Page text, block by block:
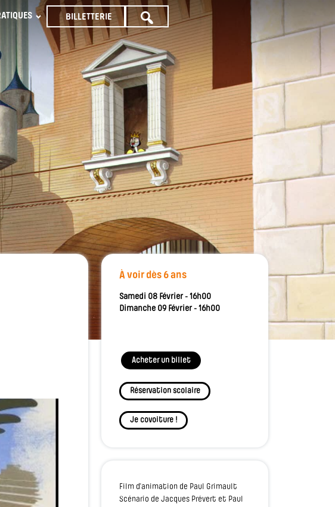
BILLETTERIE
TOUTE
LA
PROGRAMMATION
À voir dès 6 ans
Samedi 08 Février - 16h00
Dimanche 09 Février - 16h00
Acheter un billet
Réservation scolaire
Je covoiture !
Film d'animation de Paul Grimault
Scénario de Jacques Prévert et Paul